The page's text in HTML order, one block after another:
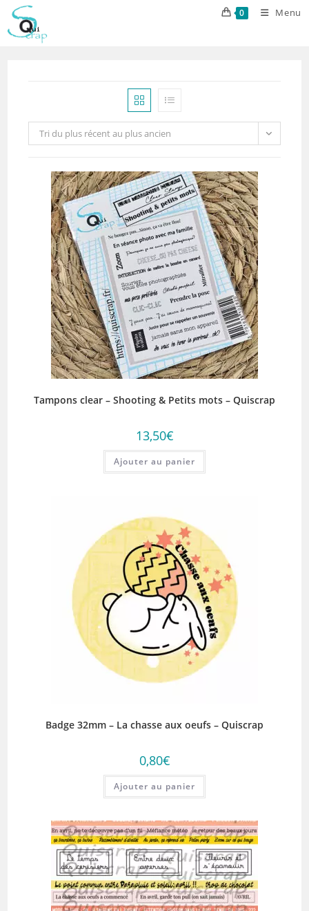
Skip
content
0 Menu
Tri du plus récent au plus ancien
Tampons clear – Shooting & Petits mots – Quiscrap
13,50€
Ajouter au panier
Badge 32mm – La chasse aux oeufs – Quiscrap
0,80€
Ajouter au panier